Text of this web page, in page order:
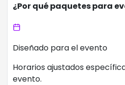
¿Por qué paquetes para
Diseñado para el evento
Horarios ajustados
evento.